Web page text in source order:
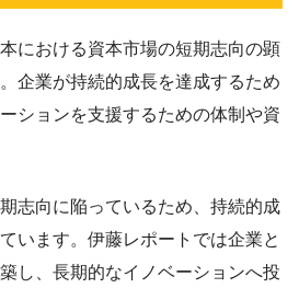
における資本市場の短期志向の顕
企業が持続的成長を達成するため
ションを支援するための体制や資
志向に陥っているため、持続的成
います。伊藤レポートでは企業と
し、長期的なイノベーションへ投